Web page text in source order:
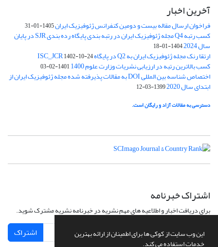
این وب سایت از کوکی ها برای اطمینان از ارائه بهترین
خدمات استفاده می کند.
آخرین اخبار
فراخوان ارسال مقاله بیست و دومین کنفرانس ژئوفیزیک ایران1405-01-31
کسب رتبه Q4 مجله ژئوفیزیک ایران در رتبه بندی پایگاه رده بندی SJR در پایان
سال 2024 1404-01-18
ارتقا رنک مجله ژئوفیزیک ایران به Q2 در پایگاه ISC_JCR 1402-10-24
کسب بالاترین رتبه در ارزیابی نشریات وزارت علوم 1400 1401-02-03
اختصاص شناسه بین المللی DOI به مقالات پذیرفته شده مجله ژئوفیزیک ایران از
ابتدای سال 2020 1399-03-12
دسترسی به مقالات آزاد و رایگان است.
اشتراک خبرنامه
برای دریافت اخبار و اطلاعیه های مهم نشریه در خبرنامه نشریه مشترک شوید.
اشتراک